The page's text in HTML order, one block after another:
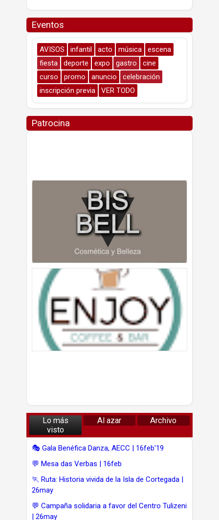
Eventos
AVISOS infantil acto música
escena
fiesta
deporte expo gastro
cine
curso
promo anuncio
celebración
inscripción previa
VER TODO
Patrocina
Lo más
visto
Al azar Archivo
🎭 Gala Benéfica Danza, AECC | 16feb'19
💬 Mesa das Verbas | 16feb
🏃 Ruta: Historia vivida de la Isla de Cortegada |
26may
💬 Campaña solidaria a favor del Centro Tulizeni
| 26may